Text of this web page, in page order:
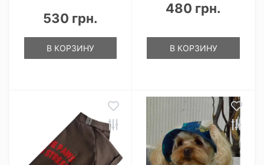
530 грн.
В КОРЗИНУ
480 грн.
В КОРЗИНУ